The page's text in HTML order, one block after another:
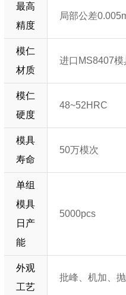
最高
精度
局部公差
模仁
材质
进口MS8407模
模仁
硬度
48~52HRC
模具
寿命
50万模次
单组
模具
日产
能
5000pcs
外观
工艺
批峰、机加、